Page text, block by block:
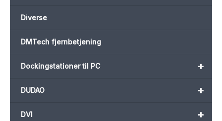
Diverse
DMTech fjernbetjening
+
Dockingstationer til PC
+
DUDAO
+
DVI